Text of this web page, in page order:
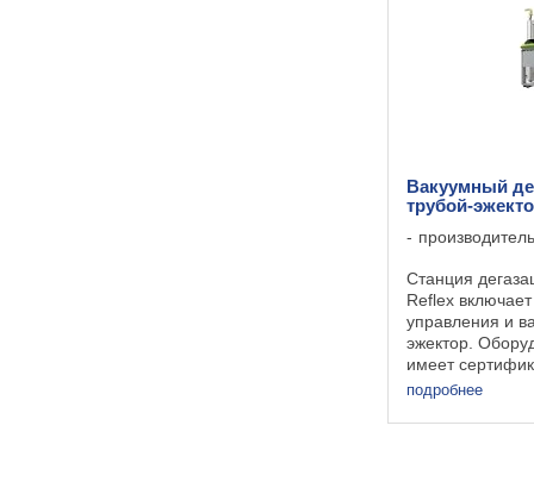
Вакуумный
трубой-
Станция
Reflex
управления и
эжектор.
имеет
требованиям
подробнее